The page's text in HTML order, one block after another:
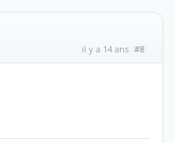
il y a 14 ans #8